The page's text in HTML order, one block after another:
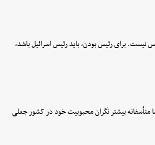
نیست. برای رئیس بودن، باید رئیس اسرائیل باشد،
متأسفانه بیشتر نگران محبوبیت خود در کشور جعلی